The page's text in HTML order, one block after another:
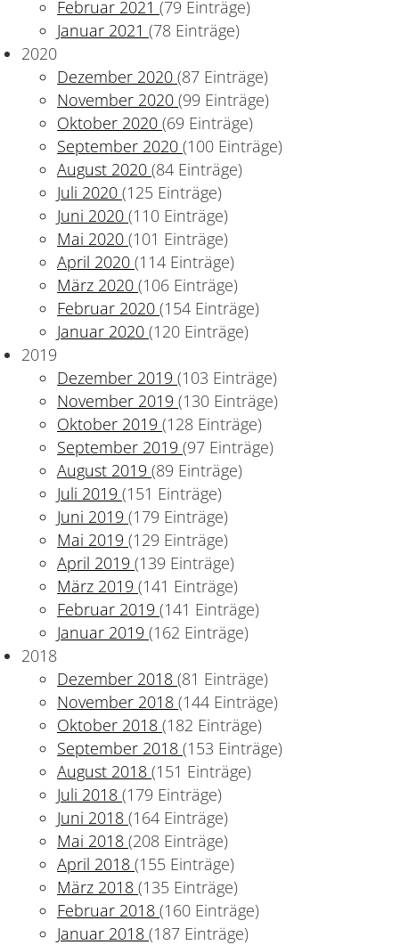
Februar 2021(79 Einträge)
Januar 2021(78 Einträge)
2020
Dezember 2020(87 Einträge)
November 2020(99 Einträge)
Oktober 2020(69 Einträge)
September 2020(100 Einträge)
August 2020(84 Einträge)
Juli 2020(125 Einträge)
Juni 2020(110 Einträge)
Mai 2020(101 Einträge)
April 2020(114 Einträge)
März 2020(106 Einträge)
Februar 2020(154 Einträge)
Januar 2020(120 Einträge)
2019
Dezember 2019(103 Einträge)
November 2019(130 Einträge)
Oktober 2019(128 Einträge)
September 2019(97 Einträge)
August 2019(89 Einträge)
Juli 2019(151 Einträge)
Juni 2019(179 Einträge)
Mai 2019(129 Einträge)
April 2019(139 Einträge)
März 2019(141 Einträge)
Februar 2019(141 Einträge)
Januar 2019(162 Einträge)
2018
Dezember 2018(81 Einträge)
November 2018(144 Einträge)
Oktober 2018(182 Einträge)
September 2018(153 Einträge)
August 2018(151 Einträge)
Juli 2018(179 Einträge)
Juni 2018(164 Einträge)
Mai 2018(208 Einträge)
April 2018(155 Einträge)
März 2018(135 Einträge)
Februar 2018(160 Einträge)
Januar 2018(187 Einträge)